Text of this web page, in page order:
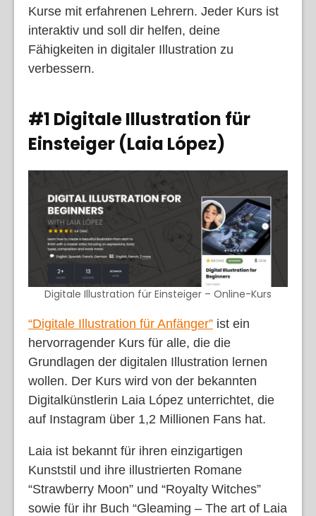
Kurse mit erfahrenen Lehrern. Jeder Kurs ist
interaktiv und soll dir helfen, deine
Fähigkeiten in digitaler Illustration zu
verbessern.
#1 Digitale Illustration für
Einsteiger (Laia López)
Digitale Illustration für Einsteiger – Online-Kurs
“Digitale Illustration für Anfänger” ist ein
hervorragender Kurs für alle, die die
Grundlagen der digitalen Illustration lernen
wollen. Der Kurs wird von der bekannten
Digitalkünstlerin Laia López unterrichtet, die
auf Instagram über 1,2 Millionen Fans hat.
Laia ist bekannt für ihren einzigartigen
Kunststil und ihre illustrierten Romane
“Strawberry Moon” und “Royalty Witches”
sowie für ihr Buch “Gleaming – The art of Laia